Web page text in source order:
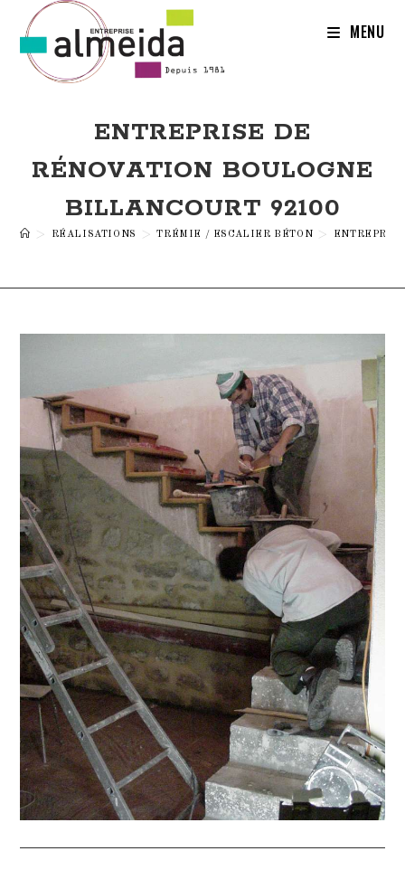
MENU
ENTREPRISE DE
RÉNOVATION BOULOGNE
BILLANCOURT 92100
> RÉALISATIONS > TRÉMIE / ESCALIER BÉTON >